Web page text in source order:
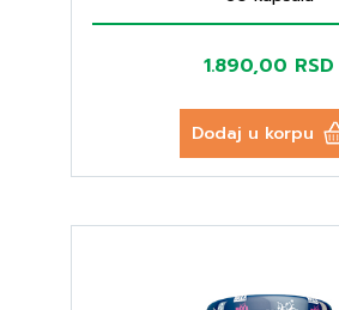
1.890,00 RSD
Dodaj u korpu